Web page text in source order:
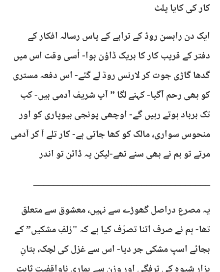
کار کی کایا پلٹ
ایک دن رابسن روڈ کے تراہے کے پاس رسالہ افکار کے
دفتر کے قریب کار کا بریک ڈاؤن ہوا- اُسی وقت اس میں
گدھا گاڑی جوت کر لارنس روڈ لے گئے- اس دفعہ مستری
کو بھی رحم آگیا- کہنے لگا ” آپ شریف آدمی ہیں- کب
تک برباد ہوتے رہیں گے- اوچھی پونجی بیوپاری کو اور
منحوس سواری، مالک کو کھا جاتی ہے- کار تلے آ کر آدمی
مرتے تو ہم نے بھی سنے تھے-لیکن یہ ڈائن تو اندر
____________________________________
یہ مصرع دراصل گھوڑے سے نہیں، معشوق سے متعلق
تھا- ہم نے صرف اتنا تصرّف کیا ہے کہ "زلفِ مشکیں” کے
بجائے اسپِ مشکی جر دیا- اس سے غزل کی لچک، بتانِ